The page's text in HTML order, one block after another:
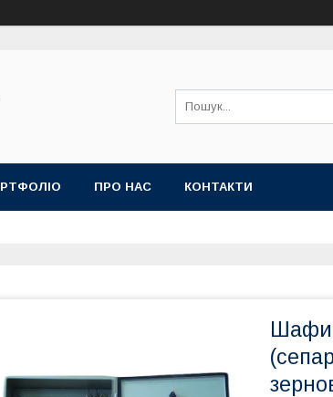
ПРО НАС КОНТАКТИ
Шафи